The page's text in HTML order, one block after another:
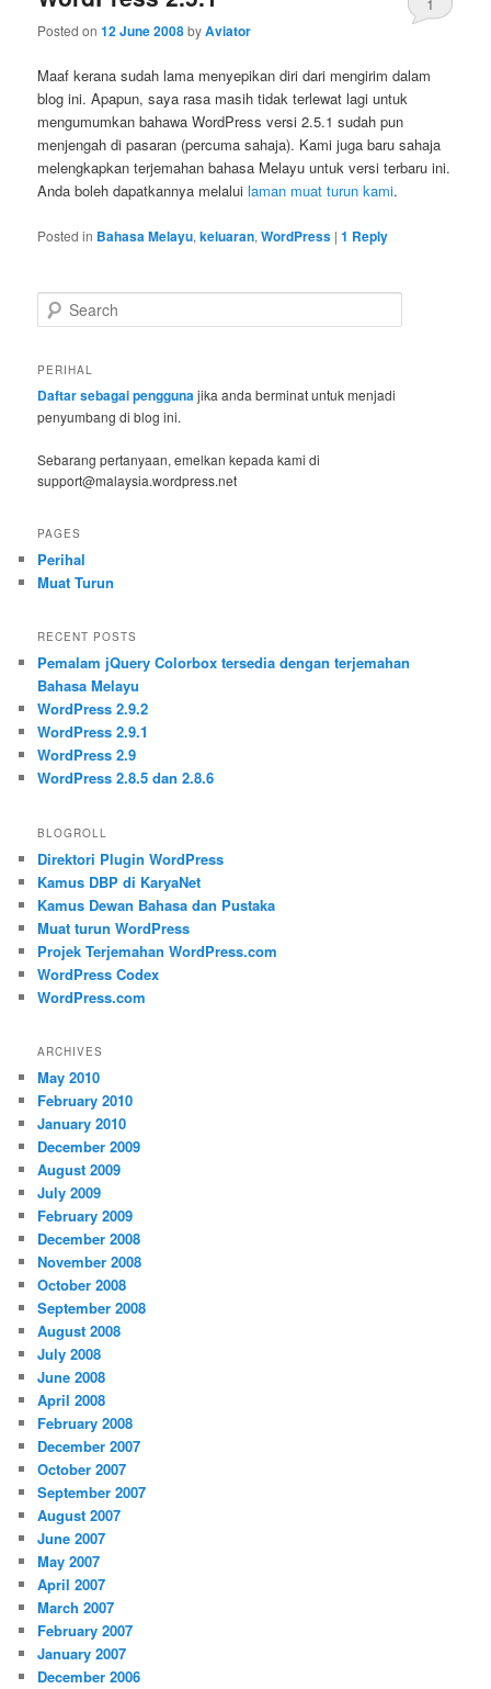
Posted on12 June 2008byAviator
1
Maaf kerana sudah lama menyepikan diri dari mengirim dalam
blog ini. Apapun, saya rasa masih tidak terlewat lagi untuk
mengumumkan bahawa WordPress versi 2.5.1 sudah pun
menjengah di pasaran (percuma sahaja). Kami juga baru sahaja
melengkapkan terjemahan bahasa Melayu untuk versi terbaru ini.
Anda boleh dapatkannya melaluilaman muat turun kami.
Posted in Bahasa Melayu,keluaran,WordPress |1 Reply
e
r
h
PERIHAL
Daftar sebagai penggunajika anda berminat untuk menjadi
penyumbang di blog ini.
Sebarang pertanyaan, emelkan kepada kami di
support@malaysia.wordpress.net
PAGES
Perihal
Muat Turun
RECENT POSTS
Pemalam jQuery Colorbox tersedia dengan terjemahan
Bahasa Melayu
WordPress 2.9.2
WordPress 2.9.1
WordPress 2.9
WordPress 2.8.5 dan 2.8.6
BLOGROLL
Direktori Plugin WordPress
Kamus DBP di KaryaNet
Kamus Dewan Bahasa dan Pustaka
Muat turun WordPress
Projek Terjemahan WordPress.com
WordPress Codex
WordPress.com
ARCHIVES
May 2010
February 2010
January 2010
December 2009
August 2009
July 2009
February 2009
December 2008
November 2008
October 2008
September 2008
August 2008
July 2008
June 2008
April 2008
February 2008
December 2007
October 2007
September 2007
August 2007
June 2007
May 2007
April 2007
March 2007
February 2007
January 2007
December 2006